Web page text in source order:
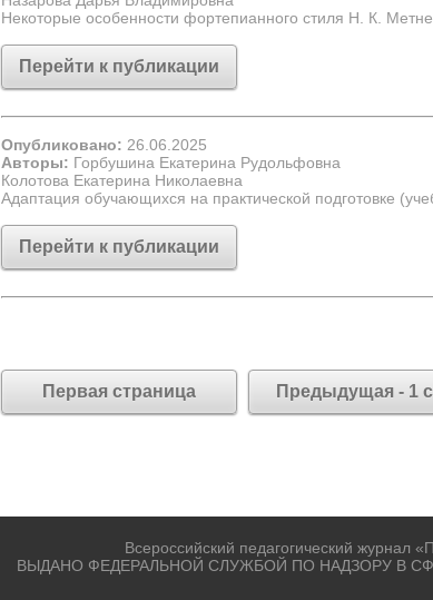
Некоторые особенности фортепианного стиля Н. К.
Перейти к публикации
Опубликовано: 26.06.2025
Авторы: Горбушина Екатерина Рудольфовна
Колотова Екатерина Николаевна
Адаптация обучающихся на практической подготовке
Перейти к публикации
Первая страница Предыдущая - 1
Всероссийский педагогический
ВЫДАНО ФЕДЕРАЛЬНОЙ СЛУЖБОЙ ПО НАДЗОРУ В